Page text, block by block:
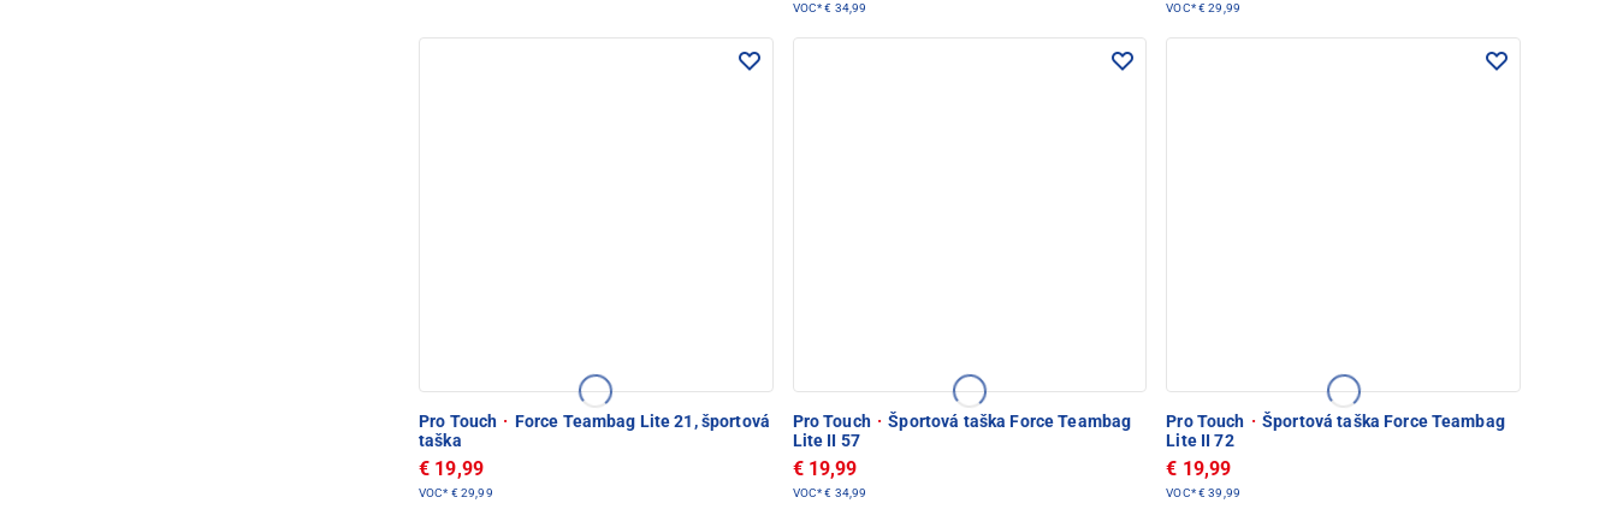
VOC*€ 34,99 VOC*€ 29,99
Pro Touch · Force Teambag Lite 21, športová
taška
€ 19,99
VOC* € 29,99
Pro Touch · Športová taška Force Teambag
Lite II 57
€ 19,99
VOC*€ 34,99
Pro Touch · Športová taška Force Teambag
Lite II 72
€ 19,99
VOC*€ 39,99